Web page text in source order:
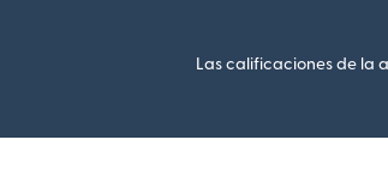
Las calificaciones de la